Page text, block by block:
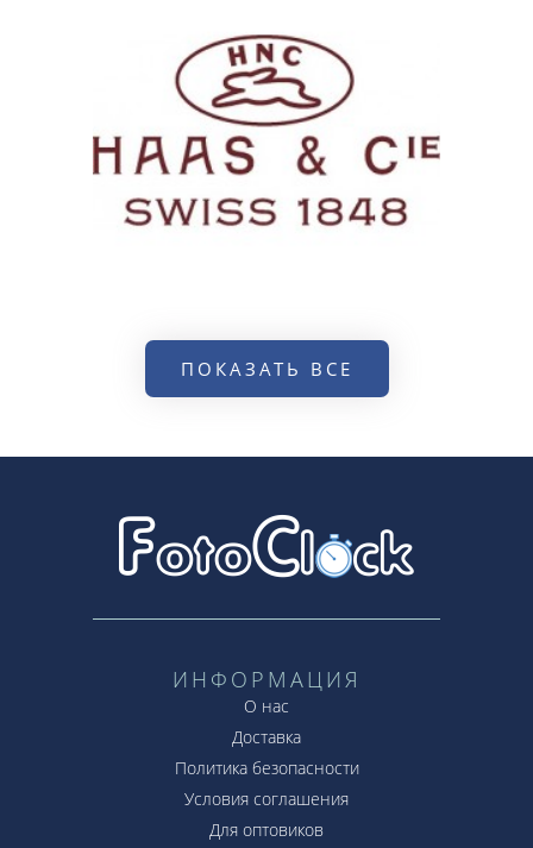
ПОКАЗАТЬ ВСЕ
ИНФОРМАЦИЯ
О нас
Доставка
Политика безопасности
Условия соглашения
Для оптовиков